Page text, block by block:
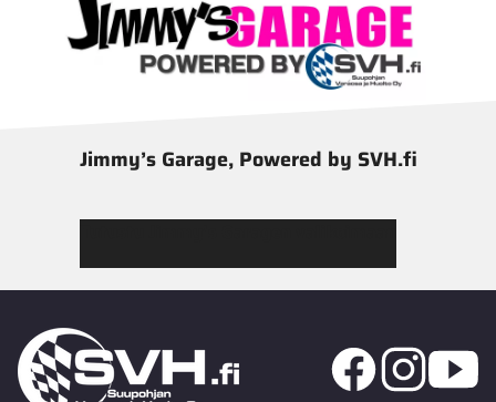
Jimmy’s Garage, Powered by SVH.fi